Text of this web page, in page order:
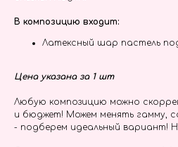
В композицию входит:
Латексный шар пастель
Цена указана за 1 шт
Любую композицию можно
и бюджет! Можем менять гамму,
- подберем идеальный вариант!